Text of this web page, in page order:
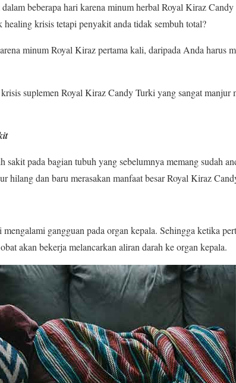
beberapa hari karena minum herbal Royal Kiraz
krisis tetapi penyakit anda tidak sembuh total?
minum Royal Kiraz pertama kali, daripada Anda harus
suplemen Royal Kiraz Candy Turki yang sangat manjur
pada bagian tubuh yang sebelumnya memang sudah
hilang dan baru merasakan manfaat besar Royal Kiraz
gangguan pada organ kepala. Sehingga ketika
akan bekerja melancarkan aliran darah ke organ kepala.